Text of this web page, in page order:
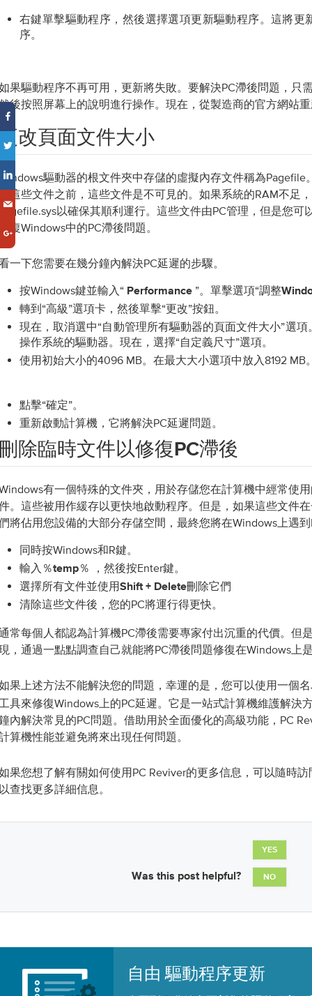
右鍵單擊驅動程序，然後選擇選項更新驅動程序。這將更
序。
果驅動程序不再可用，更新將失敗。要解決PC滯後問題，只
後按照屏幕上的說明進行操作。現在，從製造商的官方網站
改頁面文件大小
驅動器的根文件夾中存儲的虛擬內存文件稱為Pagefile
這些文件之前，這些文件是不可見的。如果系統的RAM不足
以確保其順利運行。這些文件由PC管理，但是您可
復Windows中的PC滯後問題。
一下您需要在幾分鐘內解決PC延遲的步驟。
按Windows鍵並輸入“ Performance ”。單擊選項“調整
轉到“高級”選項卡，然後單擊“更改”按鈕。
現在，取消選中“自動管理所有驅動器的頁面文件大小”選項
操作系統的驅動器。現在，選擇“自定義尺寸”選項。
使用初始大小的4096 MB。在最大大小選項中放入8192 MB
點擊“確定”。
重新啟動計算機，它將解決PC延遲問題。
除臨時文件以修復PC滯後
有一個特殊的文件夾，用於存儲您在計算機中經常使
。這些被用作緩存以更快地啟動程序。但是，如果這些文件
將佔用您設備的大部分存儲空間，最終您將在Windows上遇
同時按Windows和R鍵。
輸入 ％temp％
，然後按Enter鍵。
選擇所有文件並使用Shift + Delete刪除它們
清除這些文件後，您的PC將運行得更快。
常每個人都認為計算機PC滯後需要專家付出沉重的代價。但
，通過一點點調查自己就能將PC滯後問題修復在Windows上
果上述方法不能解決您的問題，幸運的是，您可以使用一個
具來修復Windows上的PC延遲。它是一站式計算機維護解決
內解決常見的PC問題。借助用於全面優化的高級功能，PC
算機性能並避免將來出現任何問題。
果您想了解有關如何使用PC Reviver的更多信息，可以隨時訪
查找更多詳細信息。
Was this post helpful?
YES
NO
自由 驅動程序更新